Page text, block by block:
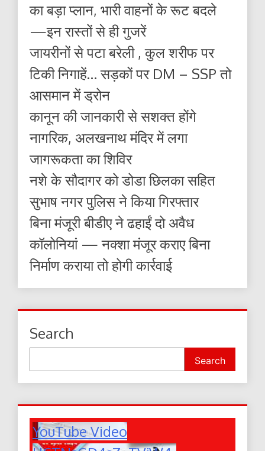
का बड़ा प्लान, भारी वाहनों के रूट बदले
—इन रास्तों से ही गुजरें
जायरीनों से पटा बरेली , कुल शरीफ पर
टिकी निगाहें… सड़कों पर DM – SSP तो
आसमान में ड्रोन
कानून की जानकारी से सशक्त होंगे
नागरिक, अलखनाथ मंदिर में लगा
जागरूकता का शिविर
नशे के सौदागर को डोडा छिलका सहित
सुभाष नगर पुलिस ने किया गिरफ्तार
बिना मंजूरी बीडीए ने ढहाईं दो अवैध
कॉलोनियां — नक्शा मंजूर कराए बिना
निर्माण कराया तो होगी कार्रवाई
Search
Search
YouTube Video